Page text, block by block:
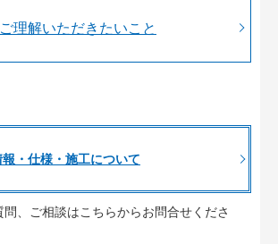
ご理解いただきたいこと
・仕様・施工について
、ご相談はこちらからお問合せくださ